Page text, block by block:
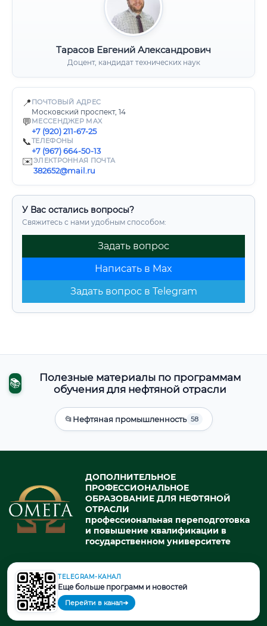
Тарасов Евгений Александрович
Доцент, кандидат технических наук
📍 ПОЧТОВЫЙ АДРЕС
Московский проспект, 14
💬 МЕССЕНДЖЕР MAX
+7 (920) 211-67-25
📞ТЕЛЕФОНЫ
+7 (967) 664-50-13
✉️ЭЛЕКТРОННАЯ ПОЧТА
382652@mail.ru
У Вас остались вопросы?
Свяжитесь с нами удобным способом:
Задать вопрос
Написать в Max
Задать вопрос в Telegram
📚
Полезные материалы по программам
обучения для нефтяной отрасли
📂Нефтяная промышленность 58
ДОПОЛНИТЕЛЬНОЕ
ПРОФЕССИОНАЛЬНОЕ
ОБРАЗОВАНИЕ ДЛЯ НЕФТЯНОЙ
ОТРАСЛИ
профессиональная переподготовка
и повышение квалификации в
государственном университете
© 2026. При использовании материалов портала активная ссылка
на источник обязательна.
TELEGRAM-КАНАЛ
Еще больше программ и новостей
Перейти в канал➔